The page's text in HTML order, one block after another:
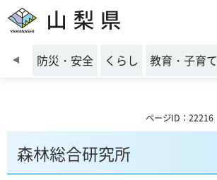
山梨県
前のスライドを表示
防災・安全 くらし 教育・子育て
ページID：22216
森林総合研究所